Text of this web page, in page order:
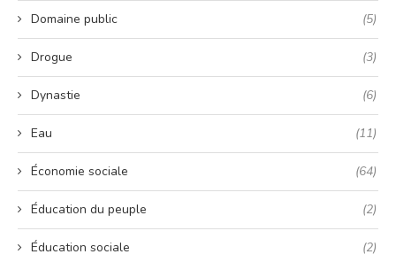
Domaine public (5)
Drogue (3)
Dynastie (6)
Eau (11)
Économie sociale (64)
Éducation du peuple (2)
Éducation sociale (2)